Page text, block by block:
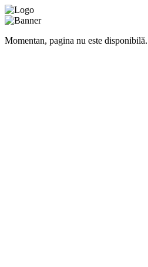
Momentan, pagina nu este